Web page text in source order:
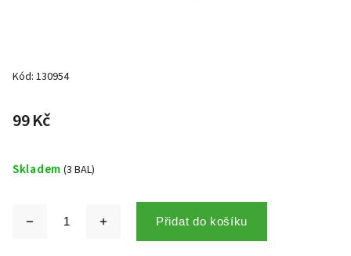
Kód: 130954
99 Kč
Skladem (3 BAL)
Přidat do košíku